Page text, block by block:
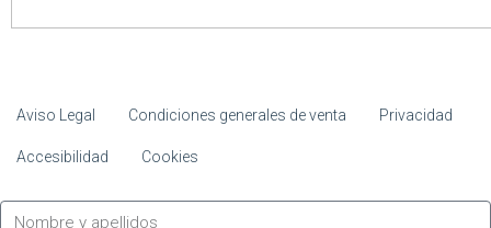
Aviso Legal Condiciones generales de venta Privacidad
Accesibilidad Cookies